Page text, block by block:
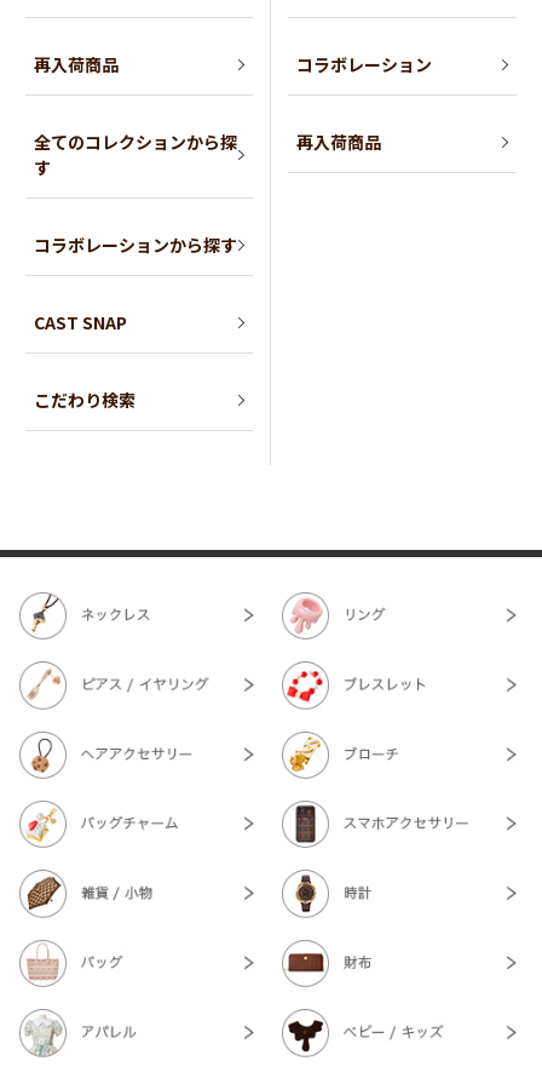
再入荷商品
全てのコレクションから探
す
コラボレーションから探す
CAST SNAP
こだわり検索
コラボレーション
再入荷商品